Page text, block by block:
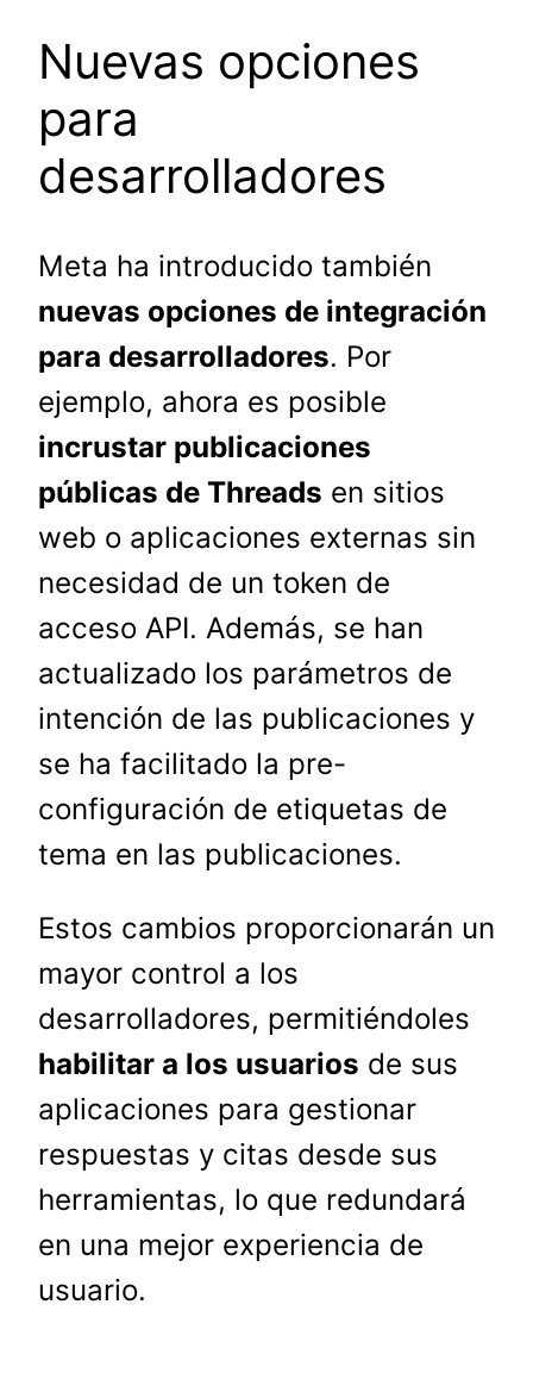
Nuevas opciones
para
desarrolladores
Meta ha introducido también
nuevas opciones de integración
para desarrolladores. Por
ejemplo, ahora es posible
incrustar publicaciones
públicas de Threads en sitios
web o aplicaciones externas sin
necesidad de un token de
acceso API. Además, se han
actualizado los parámetros de
intención de las publicaciones y
se ha facilitado la pre-
configuración de etiquetas de
tema en las publicaciones.
Estos cambios proporcionarán un
mayor control a los
desarrolladores, permitiéndoles
habilitar a los usuarios de sus
aplicaciones para gestionar
respuestas y citas desde sus
herramientas, lo que redundará
en una mejor experiencia de
usuario.